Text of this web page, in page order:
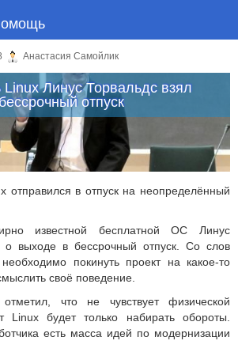
Анастасия Самойлик
Linux Линус Торвальдс взял
бессрочный отпуск
отправился в отпуск на неопределённый
известной бесплатной ОС Линус
о выходе в бессрочный отпуск. Со слов
покинуть проект на какое-то
своё поведение.
что не чувствует физической
Linux будет только набирать обороты.
есть масса идей по модернизации